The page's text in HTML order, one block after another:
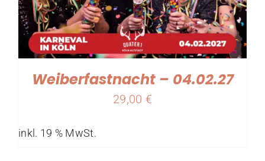
Weiberfastnacht – 04.02.27
29,00 €
inkl. 19 % MwSt.